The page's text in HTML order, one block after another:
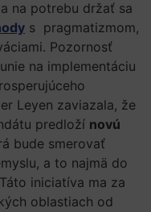
na potrebu držať sa
s pragmatizmom,
Pozornosť
na implementáciu
Leyen zaviazala, že
predloží novú
bude smerovať
a to najmä do
iniciatíva ma za
oblastiach od